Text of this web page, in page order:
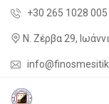
+30 265 1028 005
Ν. Ζέρβα 29,